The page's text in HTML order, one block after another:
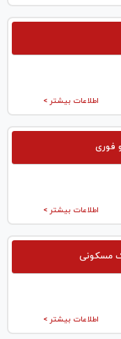
اطلاعات بیشتر >
فوری
اطلاعات بیشتر >
مسکونی
اطلاعات بیشتر >